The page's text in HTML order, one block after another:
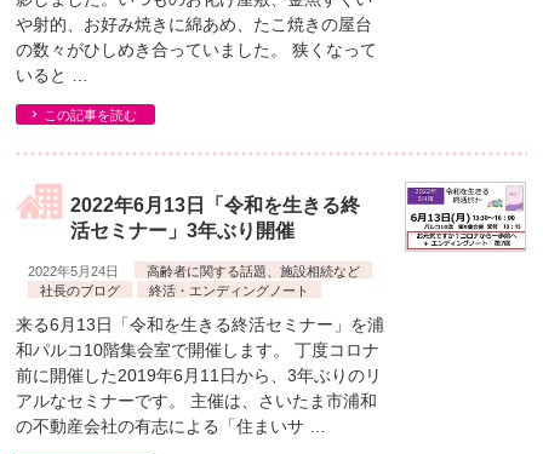
や射的、お好み焼きに綿あめ、たこ焼きの屋台
の数々がひしめき合っていました。 狭くなって
いると …
この記事を読む
2022年6月13日「令和を生きる終
活セミナー」3年ぶり開催
2022年5月24日
高齢者に関する話題、施設相続など
社長のブログ
終活・エンディングノート
来る6月13日「令和を生きる終活セミナー」を浦
和パルコ10階集会室で開催します。 丁度コロナ
前に開催した2019年6月11日から、3年ぶりのリ
アルなセミナーです。 主催は、さいたま市浦和
の不動産会社の有志による「住まいサ …